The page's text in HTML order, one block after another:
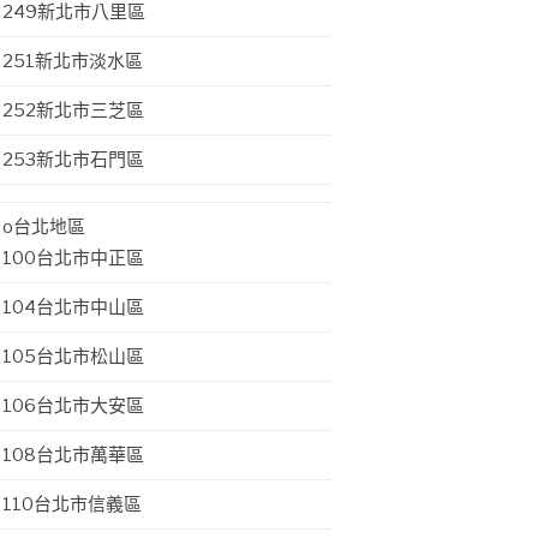
249新北市八里區
251新北市淡水區
252新北市三芝區
253新北市石門區
o台北地區
100台北市中正區
104台北市中山區
105台北市松山區
106台北市大安區
108台北市萬華區
110台北市信義區